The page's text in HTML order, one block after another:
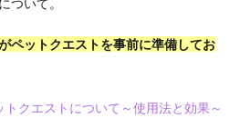
ペットクエストを事前に準備してお
トクエストについて～使用法と効果～